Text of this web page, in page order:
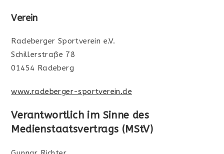
Verein
Radeberger Sportverein e.V.
Schillerstraße 78
01454 Radeberg
www.radeberger-sportverein.de
Verantwortlich im Sinne des
Medienstaatsvertrags (MStV)